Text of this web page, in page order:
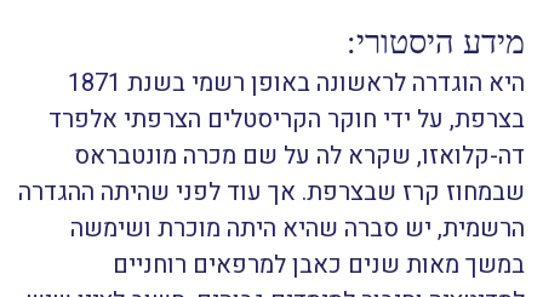
מידע היסטורי:
היא הוגדרה לראשונה באופן רשמי בשנת 1871
בצרפת, על ידי חוקר הקריסטלים הצרפתי אלפרד
דה-קלואזו, שקרא לה על שם מכרה מונטבראס
שבמחוז קרז שבצרפת. אך עוד לפני שהיתה ההגדרה
הרשמית, יש סברה שהיא היתה מוכרת ושימשה
במשך מאות שנים כאבן למרפאים רוחניים